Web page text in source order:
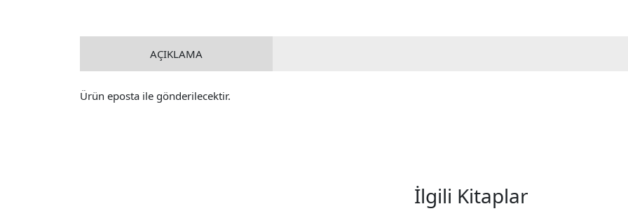
AÇIKLAMA
Ürün eposta ile gönderilecektir.
İlgili Kitaplar